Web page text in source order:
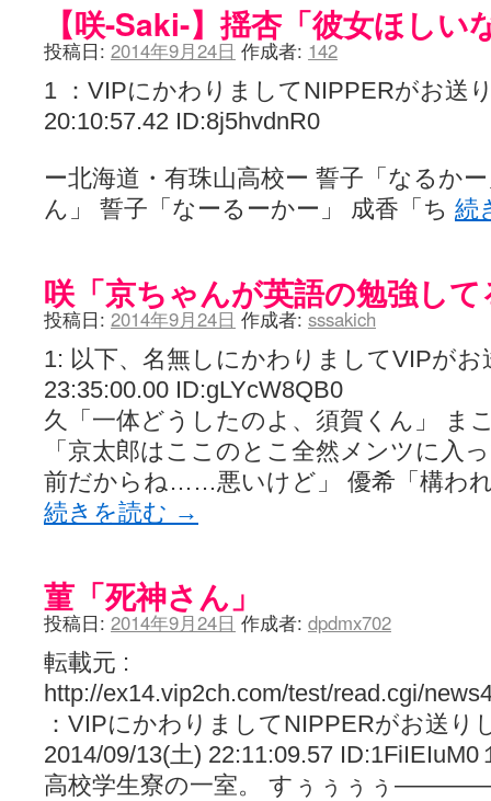
【咲-Saki-】揺杏「彼女ほしい
投稿日: 2014年9月24日 作成者: 142
1 ：VIPにかわりましてNIPPERがお送
20:10:57.42 ID:8j5hvdnR0
ー北海道・有珠山高校ー 誓子「なるか
ん」 誓子「なーるーかー」 成香「ち 続
咲「京ちゃんが英語の勉強し
投稿日: 2014年9月24日 作成者: sssakich
1: 以下、名無しにかわりましてVIPがお
23:35:00.00 ID:gLYcW8QB0
久「一体どうしたのよ、須賀くん」 ま
「京太郎はここのとこ全然メンツに入
前だからね……悪いけど」 優希「構わ
続きを読む →
菫「死神さん」
投稿日: 2014年9月24日 作成者: dpdmx702
転載元 :
http://ex14.vip2ch.com/test/read.cgi/
：VIPにかわりましてNIPPERがお送り
2014/09/13(土) 22:11:09.57
高校学生寮の一室。 すぅぅぅぅ